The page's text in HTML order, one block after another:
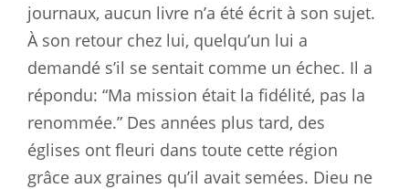
journaux, aucun livre n’a été écrit à son sujet.
À son retour chez lui, quelqu’un lui a
demandé s’il se sentait comme un échec. Il a
répondu: “Ma mission était la fidélité, pas la
renommée.” Des années plus tard, des
églises ont fleuri dans toute cette région
grâce aux graines qu’il avait semées. Dieu ne